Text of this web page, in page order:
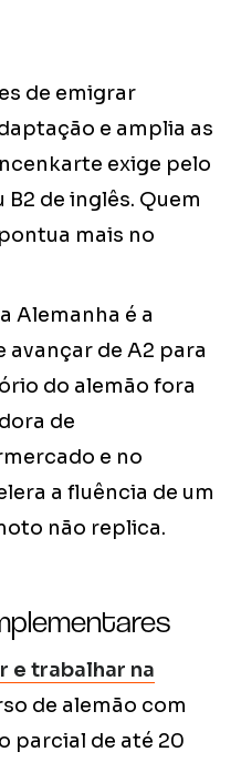
de emigrar
e amplia as
exige pelo
B2 de inglês. Quem
mais no
Alemanha é a
de A2 para
do alemão fora
de
e no
a fluência de um
não replica.
e trabalhar na
de alemão com
parcial de até 20